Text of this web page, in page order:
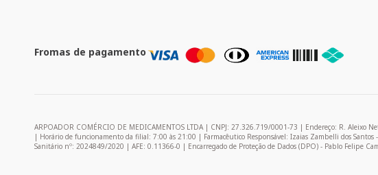
Fromas de pagamento
ARPOADOR COMÉRCIO DE MEDICAMENTOS LTDA | CNPJ: 27.326.719/0001-73 | Endereço: R. Aleixo
| Horário de funcionamento da filial: 7:00 às 21:00 | Farmacêutico Responsável: Izaias Zambelli dos
Sanitário nº: 2024849/2020 | AFE: 0.11366-0 | Encarregado de Proteção de Dados (DPO) - Pablo Felipe